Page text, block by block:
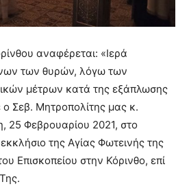
αναφέρεται: «Ιερά
των θυρών, λόγω των
μέτρων κατά της εξάπλωσης
ο Σεβ. Μητροπολίτης μας κ.
25 Φεβρουαρίου 2021, στο
της Αγίας Φωτεινής της
Επισκοπείου στην Κόρινθο, επί